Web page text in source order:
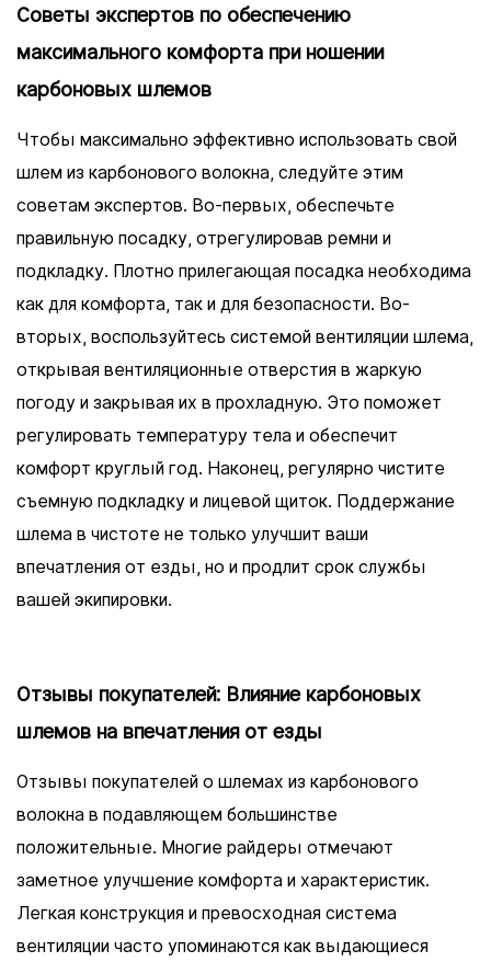
Советы экспертов по обеспечению
максимального комфорта при ношении
карбоновых шлемов
Чтобы максимально эффективно использовать свой
шлем из карбонового волокна, следуйте этим
советам экспертов. Во-первых, обеспечьте
правильную посадку, отрегулировав ремни и
подкладку. Плотно прилегающая посадка необходима
как для комфорта, так и для безопасности. Во-
вторых, воспользуйтесь системой вентиляции шлема,
открывая вентиляционные отверстия в жаркую
погоду и закрывая их в прохладную. Это поможет
регулировать температуру тела и обеспечит
комфорт круглый год. Наконец, регулярно чистите
съемную подкладку и лицевой щиток. Поддержание
шлема в чистоте не только улучшит ваши
впечатления от езды, но и продлит срок службы
вашей экипировки.
Отзывы покупателей: Влияние карбоновых
шлемов на впечатления от езды
Отзывы покупателей о шлемах из карбонового
волокна в подавляющем большинстве
положительные. Многие райдеры отмечают
заметное улучшение комфорта и характеристик.
Легкая конструкция и превосходная система
вентиляции часто упоминаются как выдающиеся